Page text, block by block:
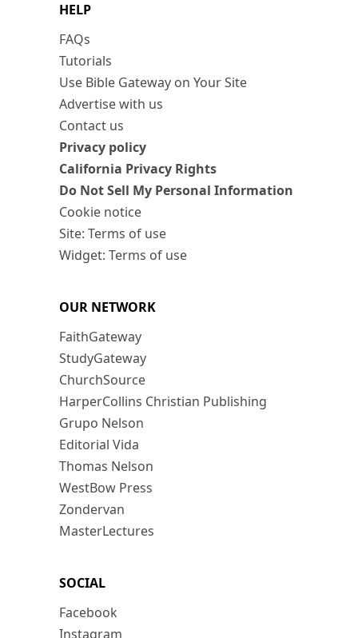
HELP
FAQs
Tutorials
Use Bible Gateway on Your Site
Advertise with us
Contact us
Privacy policy
California Privacy Rights
Do Not Sell My Personal Information
Cookie notice
Site: Terms of use
Widget: Terms of use
OUR NETWORK
FaithGateway
StudyGateway
ChurchSource
HarperCollins Christian Publishing
Grupo Nelson
Editorial Vida
Thomas Nelson
WestBow Press
Zondervan
MasterLectures
SOCIAL
Facebook
Instagram